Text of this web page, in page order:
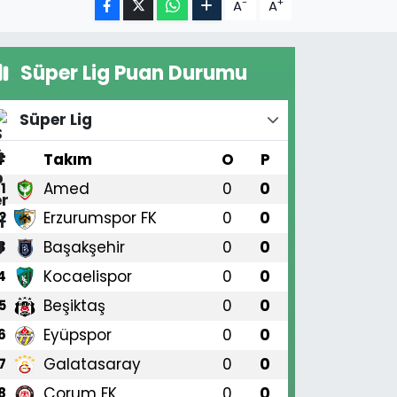
A A
Süper Lig Puan Durumu
Süper Lig
Takım O P
1 Amed 0 0
Erzurumspor FK 0 0
Başakşehir 0 0
Kocaelispor 0 0
Beşiktaş 0 0
Eyüpspor 0 0
Galatasaray 0 0